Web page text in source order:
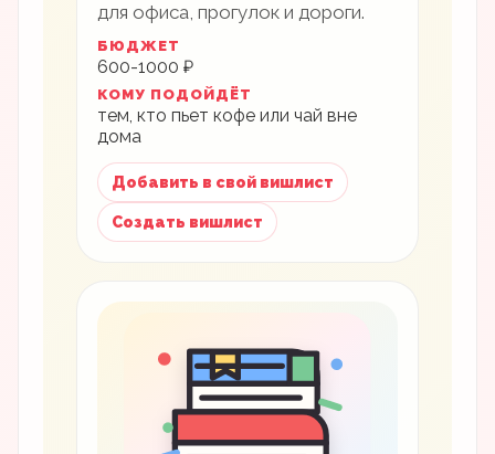
для офиса, прогулок и дороги.
БЮДЖЕТ
600-1000 ₽
КОМУ ПОДОЙДЁТ
тем, кто пьет кофе или чай вне
дома
Добавить в свой вишлист
Создать вишлист